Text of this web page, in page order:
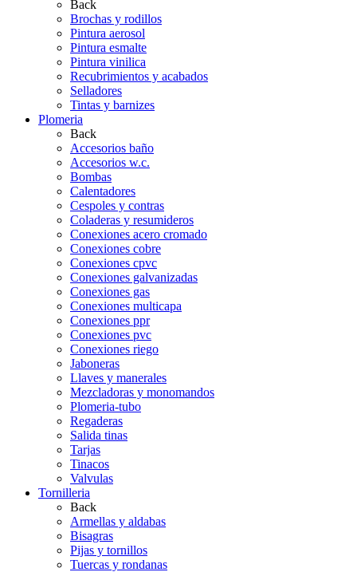
Back
Brochas y rodillos
Pintura aerosol
Pintura esmalte
Pintura vinilica
Recubrimientos y acabados
Selladores
Tintas y barnizes
Plomeria
Back
Accesorios baño
Accesorios w.c.
Bombas
Calentadores
Cespoles y contras
Coladeras y resumideros
Conexiones acero cromado
Conexiones cobre
Conexiones cpvc
Conexiones galvanizadas
Conexiones gas
Conexiones multicapa
Conexiones ppr
Conexiones pvc
Conexiones riego
Jaboneras
Llaves y manerales
Mezcladoras y monomandos
Plomeria-tubo
Regaderas
Salida tinas
Tarjas
Tinacos
Valvulas
Tornilleria
Back
Armellas y aldabas
Bisagras
Pijas y tornillos
Tuercas y rondanas